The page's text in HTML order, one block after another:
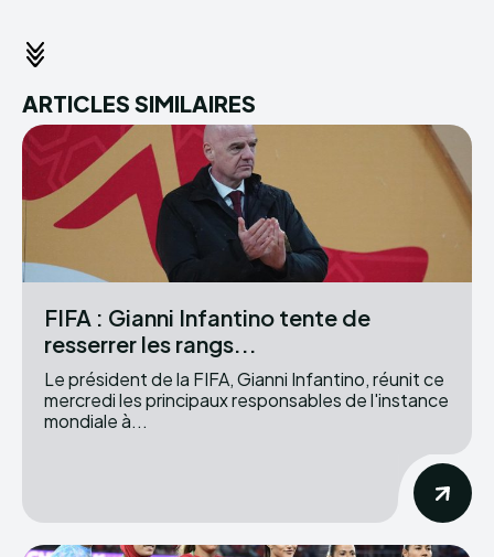
ARTICLES SIMILAIRES
FIFA : Gianni Infantino tente de
resserrer les rangs...
Le président de la FIFA, Gianni Infantino, réunit ce
mercredi les principaux responsables de l'instance
mondiale à...